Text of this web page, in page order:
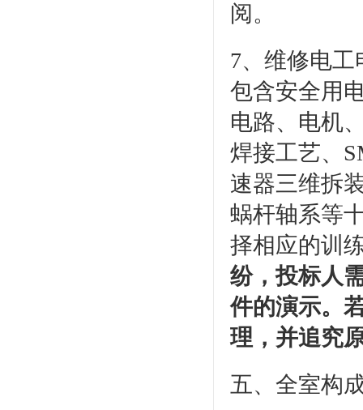
阅。
7、维修电
包含安全用
电路、电机
焊接工艺、
速器三维拆
蜗杆轴系等
择相应的训
纷，投标人
件的演示。
理，并追究
五、全室构